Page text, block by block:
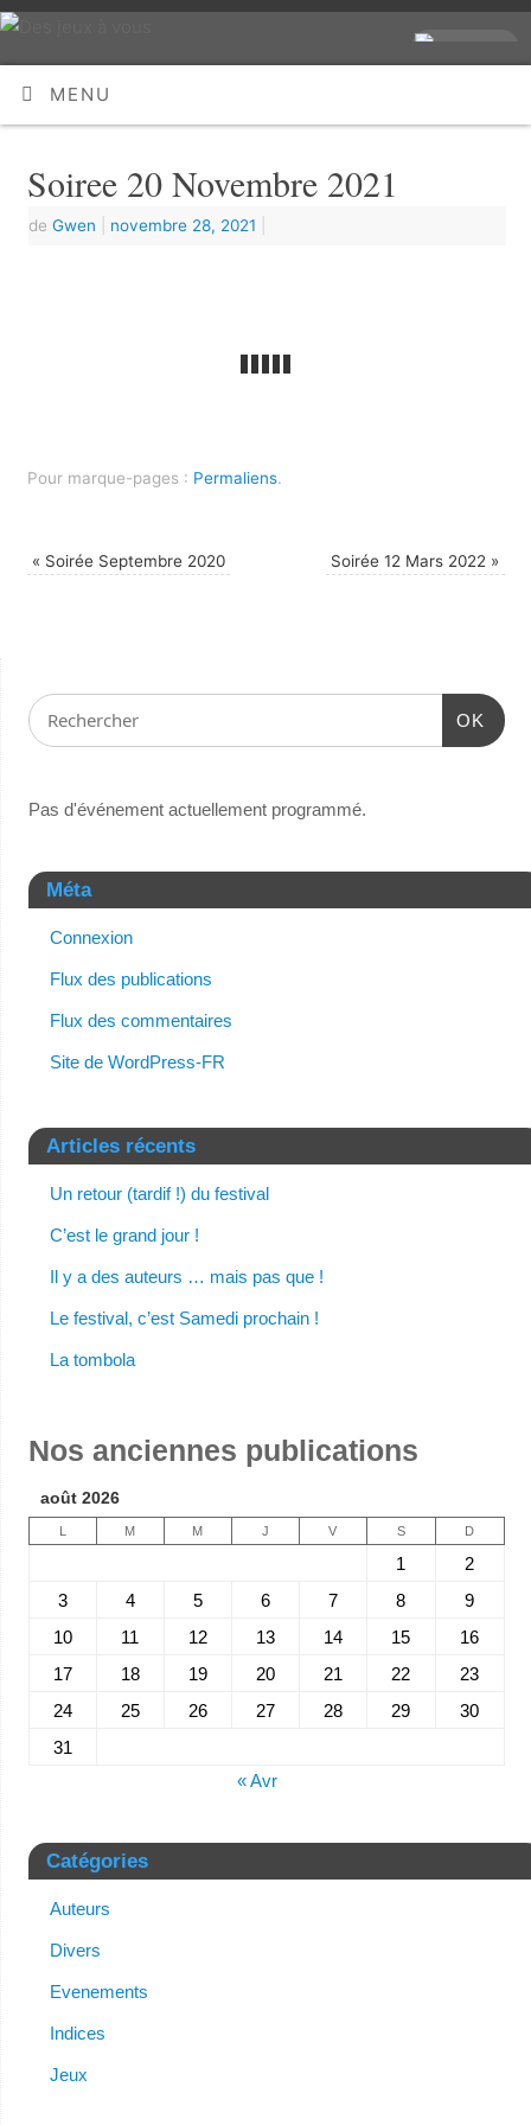
MENU
Soiree 20 Novembre 2021
de Gwen novembre 28, 2021
Pour marque-pages : Permaliens.
« Soirée Septembre 2020 Soirée 12 Mars 2022 »
OK
Pas d'événement actuellement programmé.
Méta
Connexion
Flux des publications
Flux des commentaires
Site de WordPress-FR
Articles récents
Un retour (tardif !) du festival
C’est le grand jour !
Il y a des auteurs … mais pas que !
Le festival, c’est Samedi prochain !
La tombola
Nos anciennes publications
août 2026
L M M J V S D
1
2
3
4 5 6 7 8
9
10
11 12 13 14 15
16
17
18 19 20 21 22
23
24
25 26 27 28 29
30
31
« Avr
Catégories
Auteurs
Divers
Evenements
Indices
Jeux